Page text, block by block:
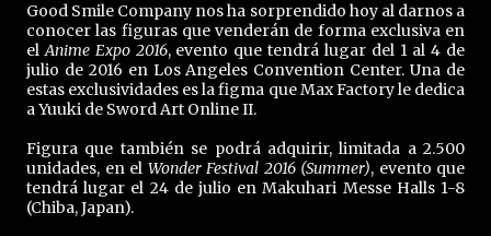
Good Smile Company nos ha sorprendido hoy al darnos a
conocer las figuras que venderán de forma exclusiva en
elAnime Expo 2016, evento que tendrá lugar del 1 al 4 de
julio de 2016 en Los Angeles Convention Center. Una de
estas exclusividades es la figma que Max Factory le dedica
a Yuuki de Sword Art Online II.
Figura que también se podrá adquirir, limitada a 2.500
unidades, en el Wonder Festival 2016 (Summer), evento que
tendrá lugar el 24 de julio en Makuhari Messe Halls 1-8
(Chiba, Japan).